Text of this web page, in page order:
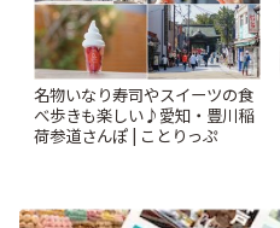
名物いなり寿司やスイーツの食
べ歩きも楽しい♪愛知・豊川稲
荷参道さんぽ | ことりっぷ